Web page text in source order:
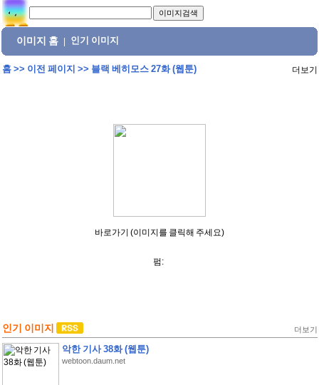
이미지 홈 인기 이미지
홈>> 이전 페이지 >> 블랙 베히모스 27화 (웹툰) 더보기
바로가기 (이미지를 클릭해 주세요)
펌:
인기 이미지 더보기
악한 기사 38화 (웹툰)
webtoon.daum.net